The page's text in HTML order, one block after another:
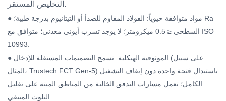
التخليص المستقر.
● مواد متوافقة حيوياً: الفولاذ المقاوم للصدأ أو التيتانيوم بدرجة طبية؛ Ra
السطحي ≤ 0.5 ميكرومتر؛ لا يوجد تسرب أيوني معدني؛ متوافق مع ISO
10993.
● الموثوقية الهيكلية: تسمح التصميمات المستقلة للإدخال (على سبيل
المثال، Trustech FCT Gen-5) باستبدال فتحة واحدة دون إيقاف التشغيل
الكامل؛ تعمل مسارات التدفق الخالية من المناطق الميتة على تقليل